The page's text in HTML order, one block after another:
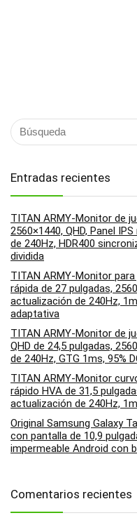
Entradas recientes
TITAN ARMY-Monitor de
2560×1440, QHD, Panel
de 240Hz, HDR400
dividida
TITAN ARMY-Monitor
rápida de 27 pulgadas,
actualización de 240Hz,
adaptativa
TITAN ARMY-Monitor de
QHD de 24,5 pulgadas,
de 240Hz, GTG 1ms, 95%
TITAN ARMY-Monitor
rápido HVA de 31,5
actualización de 240Hz,
Original Samsung Galaxy
con pantalla de 10,9
impermeable Android con
Comentarios recientes